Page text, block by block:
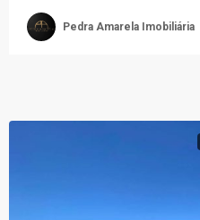
Pedra Amarela Imobiliária